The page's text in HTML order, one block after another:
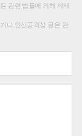
관련 법률에 의해 제재
나 인신공격성 글은 관